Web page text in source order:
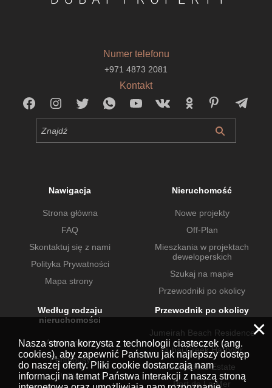
Numer telefonu
+971 4873 2081
Kontakt
Nawigacja
Strona główna
FAQ
Skontaktuj się z nami
Polityka Prywatności
Mapa strony
Nieruchomość
Nowe projekty
Off-Plan
Mieszkania w projektach
deweloperskich
Szukaj na mapie
Przewodniki po okolicy
Według rodzaju
nieruchomości
Apartamenty
Penthousy
Wille
Przewodnik po okolicy
Jumeirah Beach Residence
Dubai Creek Harbour
Dubai Hills Estate
Port de La Mer
×
Nasza strona korzysta z technologii ciasteczek (ang.
cookies), aby zapewnić Państwu jak najlepszy dostęp
do naszej oferty. Pliki cookie dostarczają nam
informacji na temat Państwa interakcji z naszą stroną